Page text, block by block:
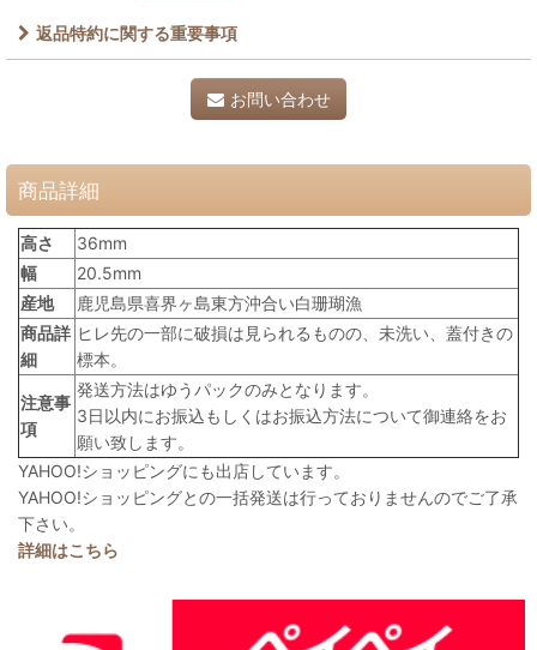
返品特約に関する重要事項
お問い合わせ
商品詳細
高さ
36mm
幅
20.5mm
産地
鹿児島県喜界ヶ島東方沖合い白珊瑚漁
商品詳
細
ヒレ先の一部に破損は見られるものの、未洗い、蓋付きの
標本。
注意事
項
発送方法はゆうパックのみとなります。
3日以内にお振込もしくはお振込方法について御連絡をお
願い致します。
YAHOO!ショッピングにも出店しています。
YAHOO!ショッピングとの一括発送は行っておりませんのでご了承
下さい。
詳細はこちら